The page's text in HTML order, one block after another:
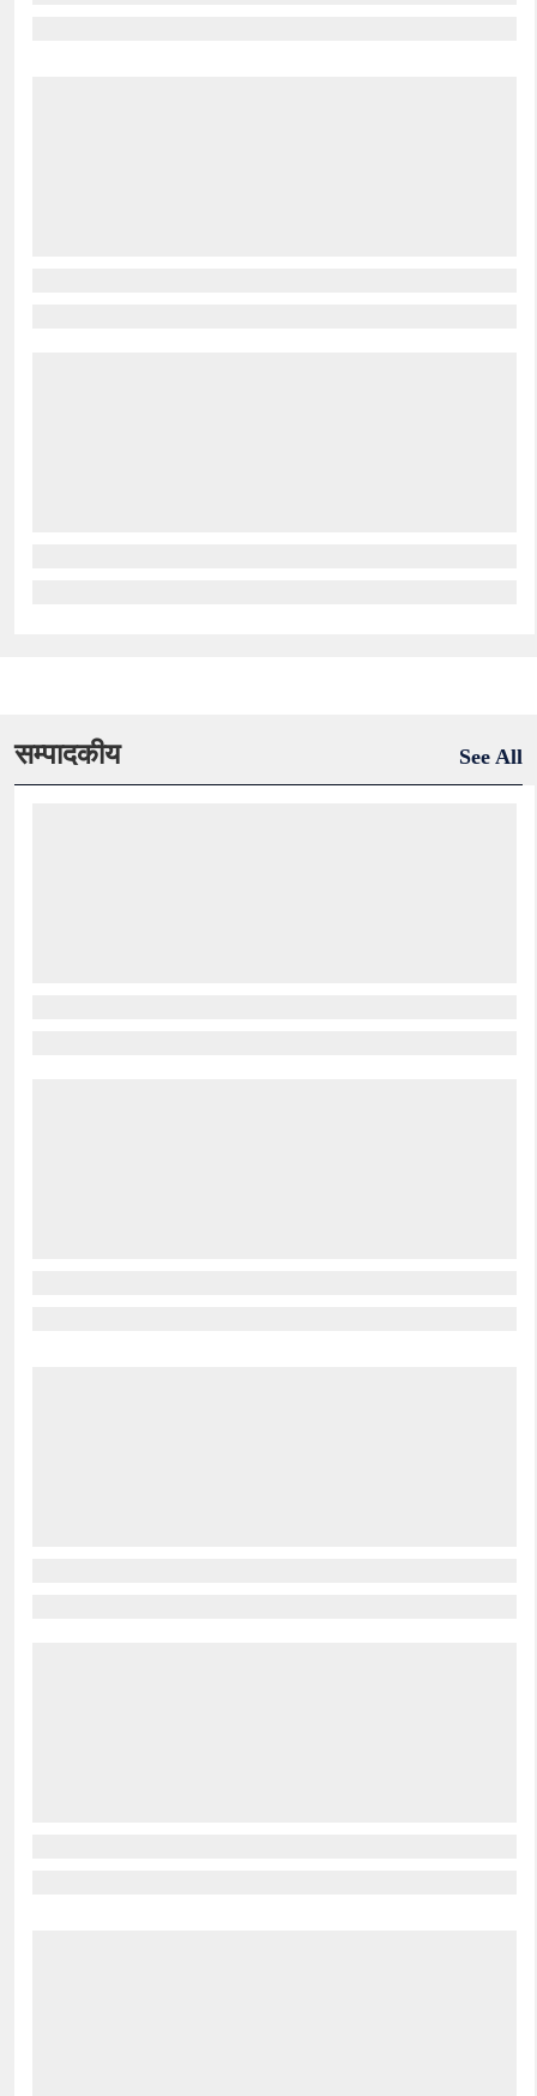
सम्पादकीय See All